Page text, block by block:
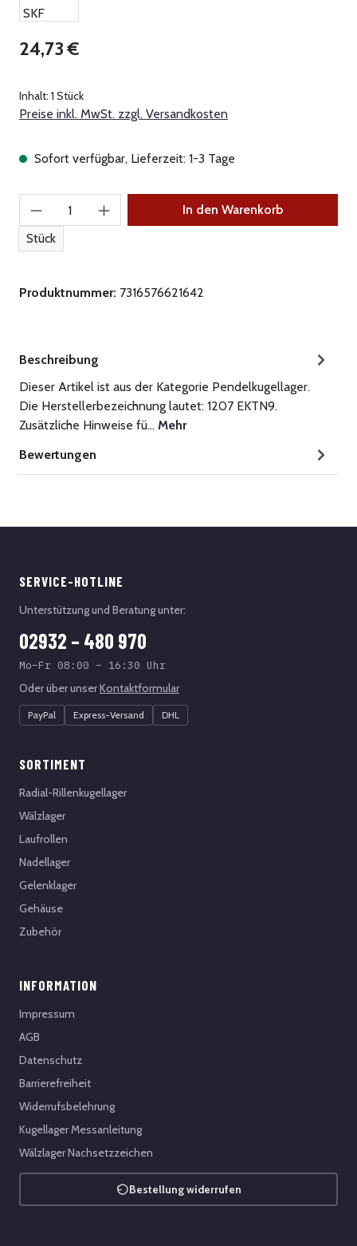
Regulärer Preis:
24,73 €
Inhalt: 1 Stück
Preise inkl. MwSt. zzgl. Versandkosten
Sofort verfügbar, Lieferzeit: 1-3 Tage
Produkt Anzahl: Gib den gewünschten Wert
Stück
In den Warenkorb
Produktnummer: 7316576621642
Beschreibung
Dieser Artikel ist aus der Kategorie Pendelkugellager.
Die Herstellerbezeichnung lautet: 1207 EKTN9.
Zusätzliche Hinweise fü… Mehr
Bewertungen
SERVICE-HOTLINE
Unterstützung und Beratung unter:
02932 – 480 970
Mo–Fr 08:00 – 16:30 Uhr
Oder über unserKontaktformular
PayPal Express-Versand DHL
SORTIMENT
Radial-Rillenkugellager
Wälzlager
Laufrollen
Nadellager
Gelenklager
Gehäuse
Zubehör
INFORMATION
Impressum
AGB
Datenschutz
Barrierefreiheit
Widerrufsbelehrung
Kugellager Messanleitung
Wälzlager Nachsetzzeichen
Bestellung widerrufen